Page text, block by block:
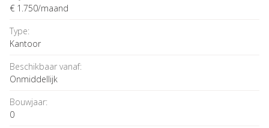
€ 1.750/maand
Type:
Kantoor
Beschikbaar vanaf:
Onmiddellijk
Bouwjaar:
0